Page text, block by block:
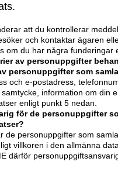
att du kontrollerar
och kontaktar ägaren
om du har några funderingar
av personuppgifter
personuppgifter som
och e-postadress,
information om din
enligt punkt 5 nedan.
för de personuppgifter
de personuppgifter som
villkoren i den allmänna
därför